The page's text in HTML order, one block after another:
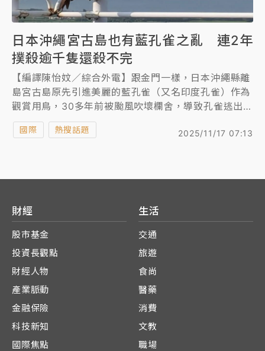
日本沖繩宮古島也有藍孔雀之亂 連2年
撲殺逾千隻還殺不完
【編譯陳怡妏／綜合外電】跟金門一樣，日本沖繩縣離
島宮古島原先引進美麗的藍孔雀（又名印度孔雀）作為
觀賞用鳥，30多年前被颱風吹壞欄舍，導致孔雀逃出，
在沒有天敵的島上大量繁殖，破壞農作物並威脅島上特
有的宮古草蜥蜴等物種生存，18年前開放獵友會驅除
為患。
2025/11/17 07:13
國際 熱搜話題
財經
股市基金
投資長觀點
財經人物
產業脈動
金融保險
科技新知
國際焦點
生活
交通
旅遊
食尚
醫藥
消費
文教
職場